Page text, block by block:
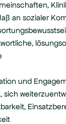
an sozialer
und
sich